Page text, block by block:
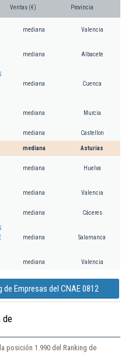
Ventas (€) Provincia
mediana Valencia
mediana Albacete
mediana Cuenca
mediana Murcia
mediana Castellon
mediana Asturias
mediana Huelva
mediana Valencia
mediana Cáceres
mediana Salamanca
mediana Valencia
de Empresas del CNAE 0812
de
posición 1.990 del Ranking de